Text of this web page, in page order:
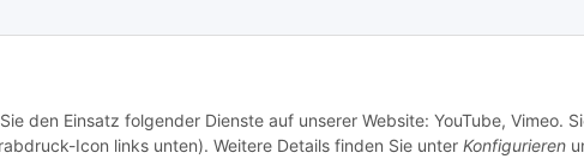
den Einsatz folgender Dienste auf unserer Website: YouTube, Vimeo.
Icon links unten). Weitere Details finden Sie unter Konfigurieren